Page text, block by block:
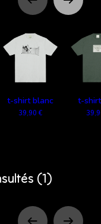
t-shirt blanc
39,90 €
t-
(1)